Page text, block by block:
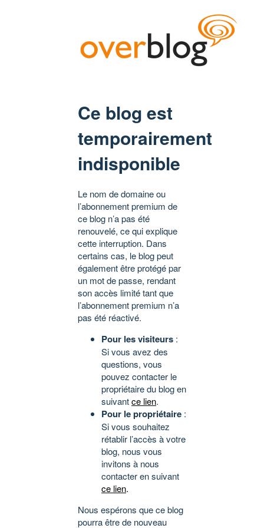
Ce blog est
temporairement
indisponible
Le nom de domaine ou
l’abonnement premium de
ce blog n’a pas été
renouvelé, ce qui explique
cette interruption. Dans
certains cas, le blog peut
également être protégé par
un mot de passe, rendant
son accès limité tant que
l’abonnement premium n’a
pas été réactivé.
Pour les visiteurs :
Si vous avez des
questions, vous
pouvez contacter le
propriétaire du blog en
suivantce lien.
Pour le propriétaire :
Si vous souhaitez
rétablir l’accès à votre
blog, nous vous
invitons à nous
contacter en suivant
ce lien.
Nous espérons que ce blog
pourra être de nouveau